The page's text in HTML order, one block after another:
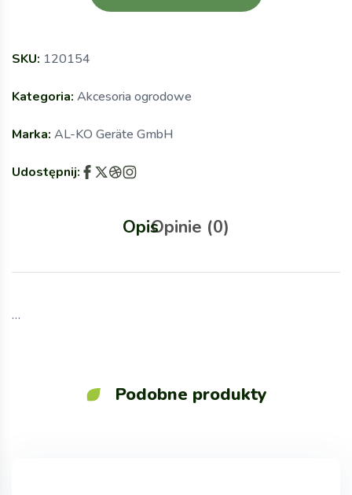
SKU: 120154
Kategoria: Akcesoria ogrodowe
Marka: AL-KO Geräte GmbH
Udostępnij:
OpisOpinie (0)
…
Podobne produkty